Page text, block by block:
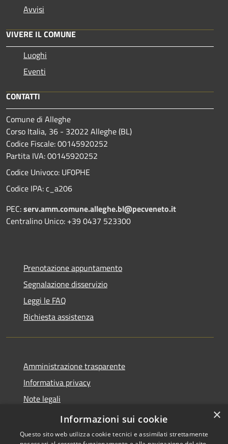
Avvisi
VIVERE IL COMUNE
Luoghi
Eventi
CONTATTI
Comune di Alleghe
Corso Italia, 36 - 32022 Alleghe (BL)
Codice Fiscale: 00145920252
Partita IVA: 00145920252
Codice Univoco: UF0PHE
Codice IPA: c_a206
PEC:serv.amm.comune.alleghe.bl@pecveneto.it
Centralino Unico: +39 0437 523300
Prenotazione appuntamento
Segnalazione disservizio
Leggi le FAQ
Richiesta assistenza
Amministrazione trasparente
Informativa privacy
Note legali
Dichiarazione di accessibilità
×
Informazioni sui cookie
Questo sito web utilizza cookie tecnici e assimilati strettamente